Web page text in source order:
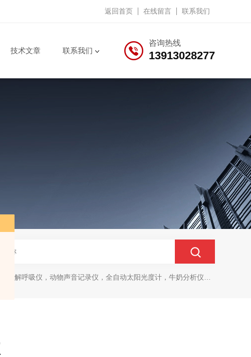
返回首页 在线留言 联系我们
咨询热线
13913028277
技术文章 联系我们
解呼吸仪，动物声音记录仪，全自动太阳光度计，牛奶分析仪，牛奶体细胞测定仪，质构仪，高胶强度测定仪